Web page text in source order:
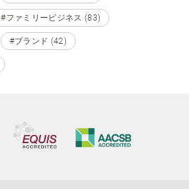
#ファミリービジネス (83)
#ブランド (42)